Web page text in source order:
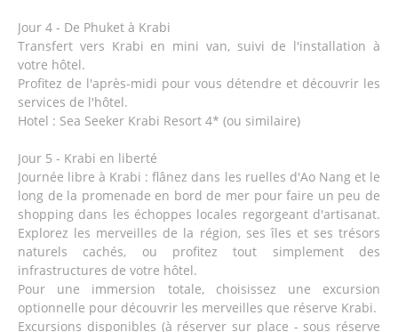
Jour 4 - De Phuket à Krabi
Transfert vers Krabi en mini van, suivi de l'installation à
votre hôtel.
Profitez de l'après-midi pour vous détendre et découvrir les
services de l'hôtel.
Hotel : Sea Seeker Krabi Resort 4* (ou similaire)
Jour 5 - Krabi en liberté
Journée libre à Krabi : flânez dans les ruelles d'Ao Nang et le
long de la promenade en bord de mer pour faire un peu de
shopping dans les échoppes locales regorgeant d'artisanat.
Explorez les merveilles de la région, ses îles et ses trésors
naturels cachés, ou profitez tout simplement des
infrastructures de votre hôtel.
Pour une immersion totale, choisissez une excursion
optionnelle pour découvrir les merveilles que réserve Krabi.
Excursions disponibles (à réserver sur place - sous réserve